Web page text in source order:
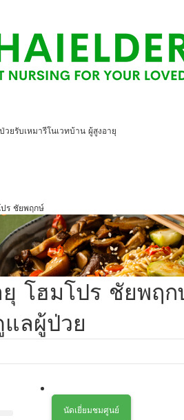
วยรับเหมารีโนเวทบ้าน ผู้สูงอายุ
ร ชัยพฤกษ์
โฮมโปร ชัยพฤ
ลผู้ป่วย
นัดเยี่ยมชมศูนย์